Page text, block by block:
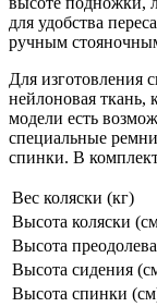
для удобства
ручным
Для изготовления
нейлоновая ткань,
модели есть
специальные
спинки. В
Вес коляски (кг)
Высота коляски
Высота
Высота сидения
Высота спинки